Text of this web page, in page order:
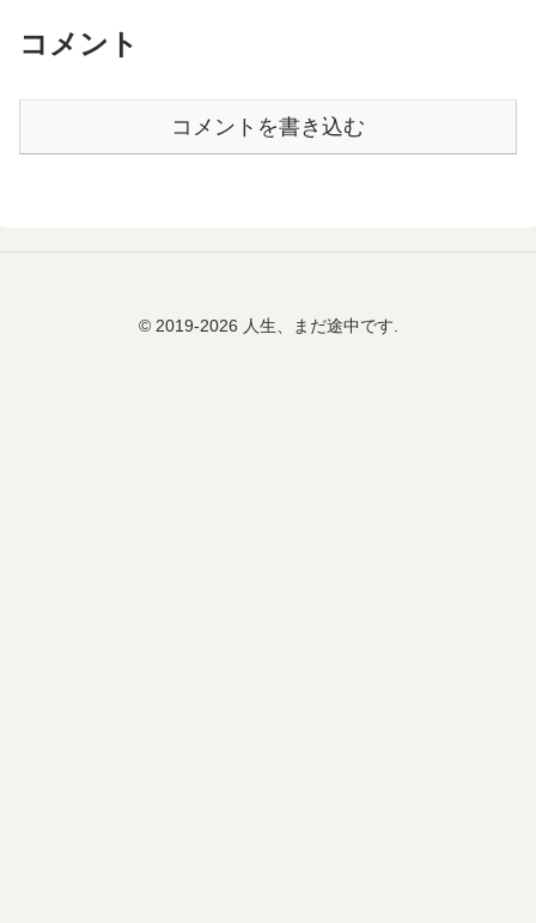
コメント
コメントを書き込む
© 2019-2026 人生、まだ途中です.